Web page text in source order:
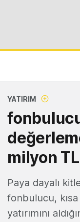
YATIRIM
milyon TL
Paya dayalı
fonbulucu,
yatırımını